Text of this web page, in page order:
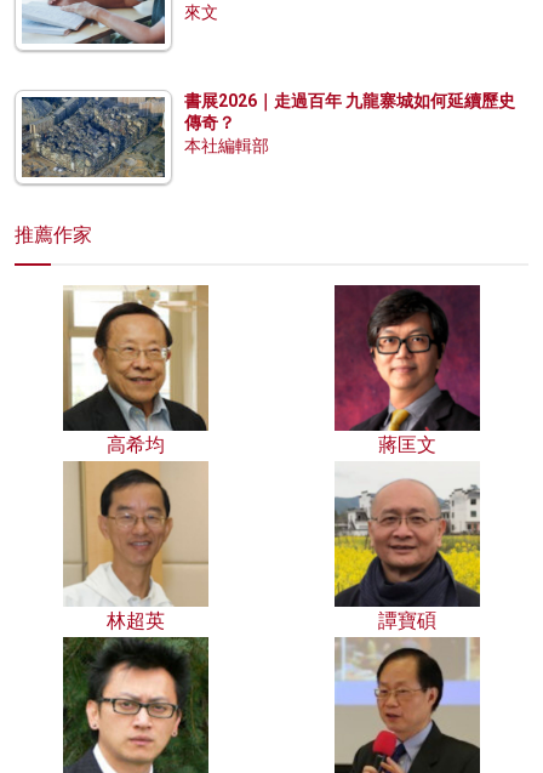
來文
書展2026｜走過百年 九龍寨城如何延續歷史
傳奇？
本社編輯部
推薦作家
高希均 蔣匡文
林超英 譚寶碩